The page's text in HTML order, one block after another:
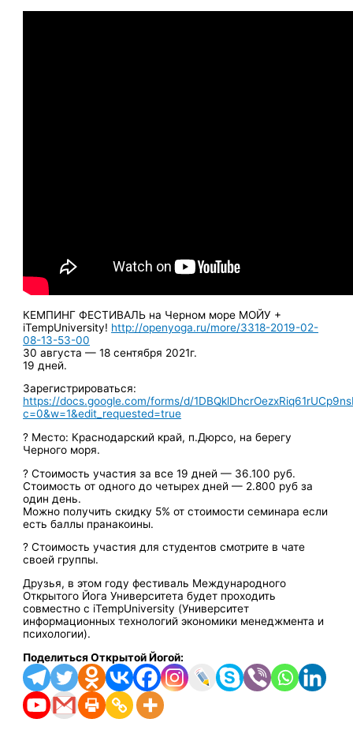
КЕМПИНГ ФЕСТИВАЛЬ на Черном море МОЙУ +
iTempUniversity! http://openyoga.ru/more/3318-2019-02-
08-13-53-00
30 августа — 18 сентября 2021г.
19 дней.
Зарегистрироваться:
https://docs.google.com/forms/d/
c=0&w=1&edit_requested=true
? Место: Краснодарский край, п.Дюрсо, на берегу
Черного моря.
? Стоимость участия за все 19 дней — 36.100 руб.
Стоимость от одного до четырех дней — 2.800 руб за
один день.
Можно получить скидку 5% от стоимости семинара если
есть баллы пранакоины.
? Стоимость участия для студентов смотрите в чате
своей группы.
Друзья, в этом году фестиваль Международного
Открытого Йога Университета будет проходить
совместно с iTempUniversity (Университет
информационных технологий экономики менеджмента и
психологии).
Поделиться Открытой Йогой: